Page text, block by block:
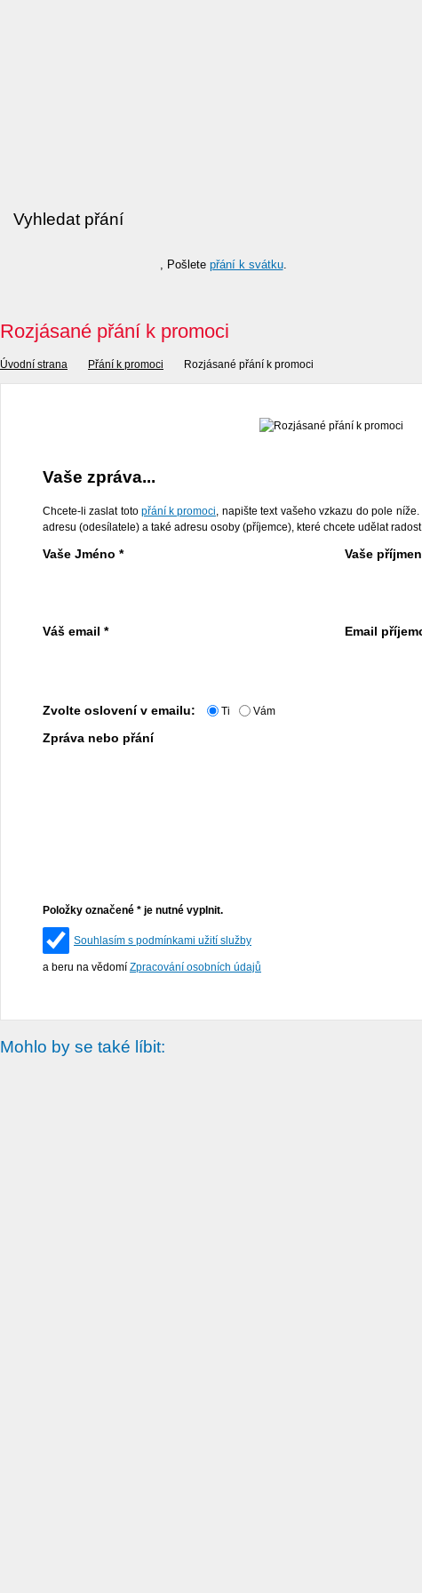
Rozjásané přání k promoci
Úvodní strana Přání k promoci Rozjásané přání k promoci
Vaše zpráva...
Chcete-li zaslat toto přání k promoci, napište text vašeho vzkazu do pole
adresu (odesílatele) a také adresu osoby (příjemce), které chcete udělat
Vaše Jméno * Vaše
Váš email * Email
Zvolte oslovení v emailu: Ti Vám
Zpráva nebo přání
Položky označené * je nutné vyplnit.
Souhlasím s podmínkami užití služby
a beru na vědomí Zpracování osobních údajů
Mohlo by se také líbit:
, Pošlete přání k svátku.